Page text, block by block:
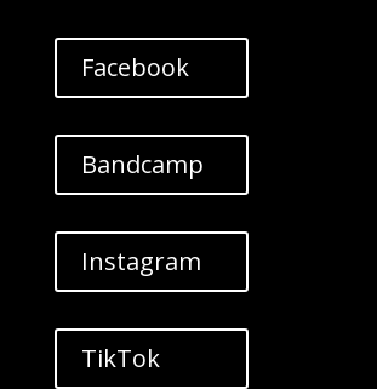
Facebook
Bandcamp
Instagram
TikTok